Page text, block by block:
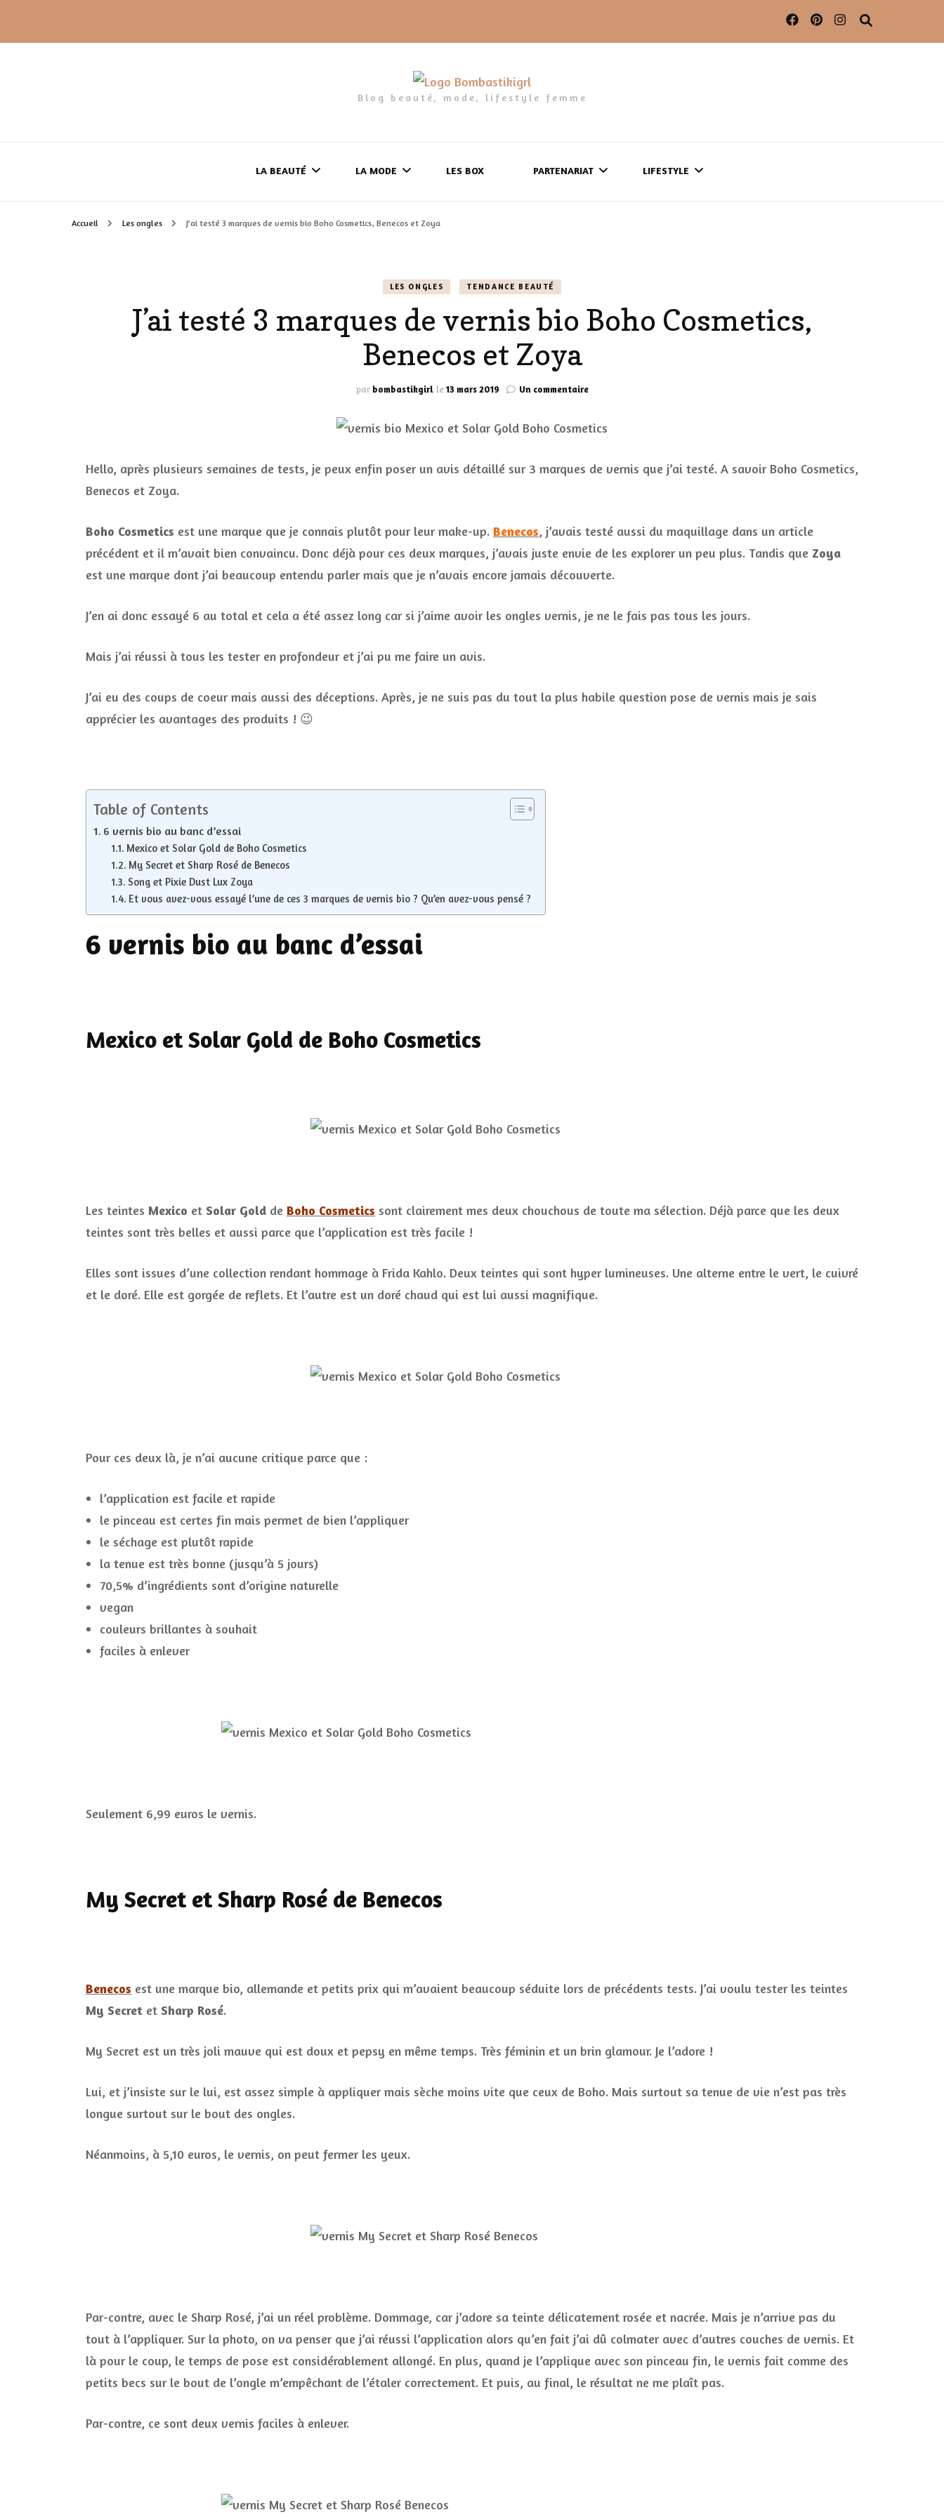
Blog beauté, mode, lifestyle femme
LA BEAUTÉ
LES GELS-DOUCHE
LES DÉOS
PRATIQUES
LA MODE
MES LOOKS
LES ACCESSOIRES
LES BOX PARTENARIAT
CONFIDENTIALITÉ
LIFESTYLE
DÉCO MAISON
LES CALENDRIERS DE
VIE PRATIQUE
Accueil Les ongles J’ai testé 3 marques de vernis bio Boho Cosmetics, Benecos et Zoya
LES ONGLES TENDANCE BEAUTÉ
J’ai testé 3 marques de vernis bio Boho Cosmetics,
Benecos et Zoya
par bombastikgirl le13 mars 2019 Un commentairesur
3
vernis
Benecos
Zoya
Hello, après plusieurs semaines de tests, je peux enfin poser un avis détaillé sur 3 marques de vernis que j’ai testé. A savoir Boho Cosmetics,
Benecos et Zoya.
Boho Cosmetics est une marque que je connais plutôt pour leur make-up. Benecos, j’avais testé aussi du maquillage dans un article
précédent et il m’avait bien convaincu. Donc déjà pour ces deux marques, j’avais juste envie de les explorer un peu plus. Tandis que Zoya
est une marque dont j’ai beaucoup entendu parler mais que je n’avais encore jamais découverte.
J’en ai donc essayé 6 au total et cela a été assez long car si j’aime avoir les ongles vernis, je ne le fais pas tous les jours.
Mais j’ai réussi à tous les tester en profondeur et j’ai pu me faire un avis.
J’ai eu des coups de coeur mais aussi des déceptions. Après, je ne suis pas du tout la plus habile question pose de vernis mais je sais
apprécier les avantages des produits ! 😉
Table of Contents
6 vernis bio au banc d’essai
Mexico et Solar Gold de Boho Cosmetics
My Secret et Sharp Rosé de Benecos
Song et Pixie Dust Lux Zoya
Et vous avez-vous essayé l’une de ces 3 marques de vernis bio ? Qu’en avez-vous pensé ?
6 vernis bio au banc d’essai
Mexico et Solar Gold de Boho Cosmetics
Les teintes Mexico et Solar Gold de Boho Cosmetics sont clairement mes deux chouchous de toute ma sélection. Déjà parce que les deux
teintes sont très belles et aussi parce que l’application est très facile !
Elles sont issues d’une collection rendant hommage à Frida Kahlo. Deux teintes qui sont hyper lumineuses. Une alterne entre le vert, le cuivré
et le doré. Elle est gorgée de reflets. Et l’autre est un doré chaud qui est lui aussi magnifique.
Pour ces deux là, je n’ai aucune critique parce que :
l’application est facile et rapide
le pinceau est certes fin mais permet de bien l’appliquer
le séchage est plutôt rapide
la tenue est très bonne (jusqu’à 5 jours)
70,5% d’ingrédients sont d’origine naturelle
vegan
couleurs brillantes à souhait
faciles à enlever
Seulement 6,99 euros le vernis.
My Secret et Sharp Rosé de Benecos
Benecos est une marque bio, allemande et petits prix qui m’avaient beaucoup séduite lors de précédents tests. J’ai voulu tester les teintes
My Secret et Sharp Rosé.
My Secret est un très joli mauve qui est doux et pepsy en même temps. Très féminin et un brin glamour. Je l’adore !
Lui, et j’insiste sur le lui, est assez simple à appliquer mais sèche moins vite que ceux de Boho. Mais surtout sa tenue de vie n’est pas très
longue surtout sur le bout des ongles.
Néanmoins, à 5,10 euros, le vernis, on peut fermer les yeux.
Par-contre, avec le Sharp Rosé, j’ai un réel problème. Dommage, car j’adore sa teinte délicatement rosée et nacrée. Mais je n’arrive pas du
tout à l’appliquer. Sur la photo, on va penser que j’ai réussi l’application alors qu’en fait j’ai dû colmater avec d’autres couches de vernis. Et
là pour le coup, le temps de pose est considérablement allongé. En plus, quand je l’applique avec son pinceau fin, le vernis fait comme des
petits becs sur le bout de l’ongle m’empêchant de l’étaler correctement. Et puis, au final, le résultat ne me plaît pas.
Par-contre, ce sont deux vernis faciles à enlever.